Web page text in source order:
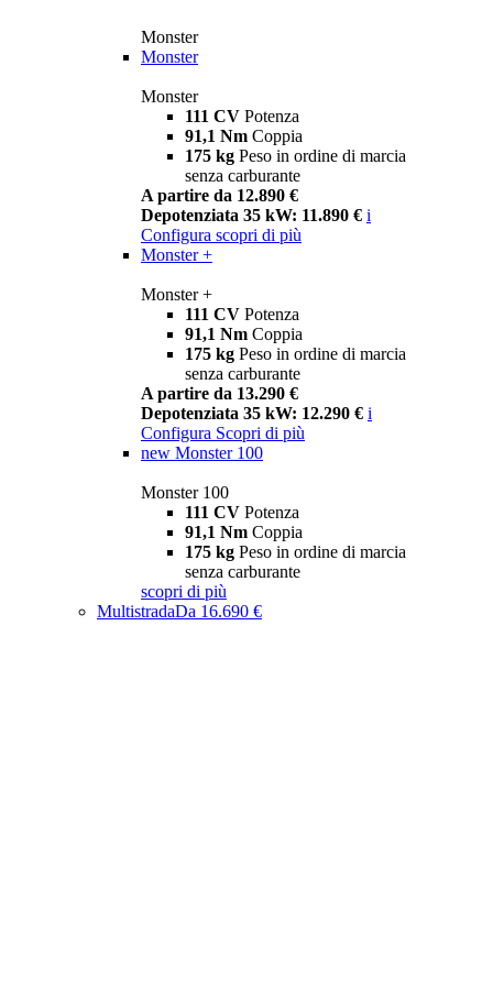
Monster
Monster
Monster
111 CV Potenza
91,1 Nm Coppia
175 kg Peso in ordine di marcia
senza carburante
A partire da 12.890 €
Depotenziata 35 kW: 11.890 € i
Configura scopri di più
Monster +
Monster +
111 CV Potenza
91,1 Nm Coppia
175 kg Peso in ordine di marcia
senza carburante
A partire da 13.290 €
Depotenziata 35 kW: 12.290 € i
Configura Scopri di più
new Monster 100
Monster 100
111 CV Potenza
91,1 Nm Coppia
175 kg Peso in ordine di marcia
senza carburante
scopri di più
MultistradaDa 16.690 €